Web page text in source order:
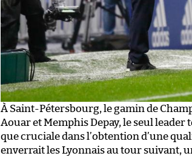
À Saint-Pétersbourg, le gamin de
Aouar et Memphis Depay, le seul
que cruciale dans l’obtention d’une
enverrait les Lyonnais au tour suivant,